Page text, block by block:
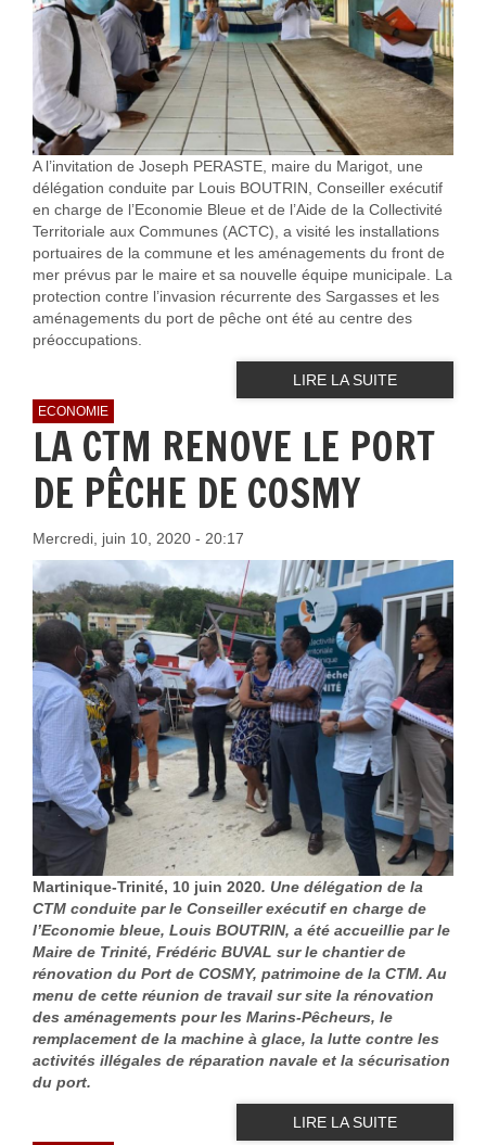
A l’invitation de Joseph PERASTE, maire du Marigot, une
délégation conduite par Louis BOUTRIN, Conseiller exécutif
en charge de l’Economie Bleue et de l’Aide de la Collectivité
Territoriale aux Communes (ACTC), a visité les installations
portuaires de la commune et les aménagements du front de
mer prévus par le maire et sa nouvelle équipe municipale. La
protection contre l’invasion récurrente des Sargasses et les
aménagements du port de pêche ont été au centre des
préoccupations.
LIRE LA SUITE
ECONOMIE
LA CTM RENOVE LE PORT
DE PÊCHE DE COSMY
Mercredi, juin 10, 2020 - 20:17
Martinique-Trinité, 10 juin 2020. Une délégation de la
CTM conduite par le Conseiller exécutif en charge de
l’Economie bleue, Louis BOUTRIN, a été accueillie par le
Maire de Trinité, Frédéric BUVAL sur le chantier de
rénovation du Port de COSMY, patrimoine de la CTM. Au
menu de cette réunion de travail sur site la rénovation
des aménagements pour les Marins-Pêcheurs, le
remplacement de la machine à glace, la lutte contre les
activités illégales de réparation navale et la sécurisation
du port.
LIRE LA SUITE